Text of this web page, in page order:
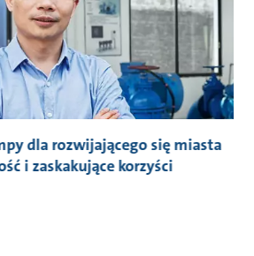
dla rozwijającego się miasta
i zaskakujące korzyści